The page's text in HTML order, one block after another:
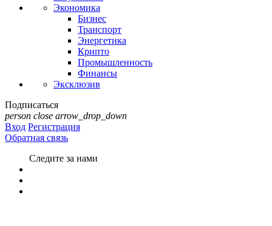
Экономика
Бизнес
Транспорт
Энергетика
Крипто
Промышленность
Финансы
Эксклюзив
Подписаться
person close arrow_drop_down
Вход Регистрация
Обратная связь
Следите за нами